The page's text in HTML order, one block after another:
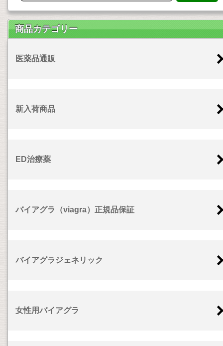
商品カテゴリー
医薬品通販
新入荷商品
ED治療薬
バイアグラ（viagra）正規品保証
バイアグラジェネリック
女性用バイアグラ